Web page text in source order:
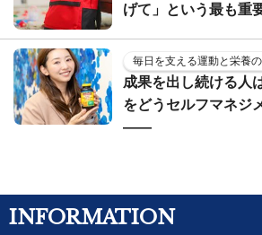
げて」という最も重
毎日を支える運動と栄養
成果を出し続ける人
をどうセルフマネジ
——
INFORMATION